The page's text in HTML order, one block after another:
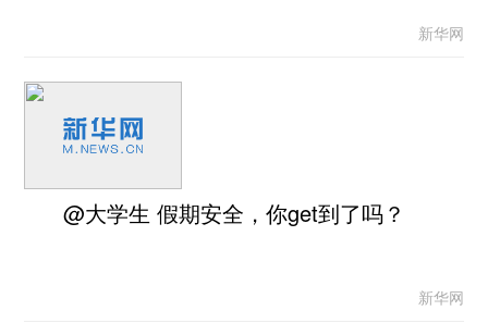
新华网
@大学生 假期安全，你get到了吗？
新华网